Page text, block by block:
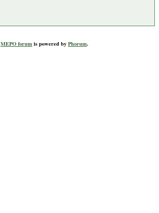
MEPO forumis powered byPhorum.